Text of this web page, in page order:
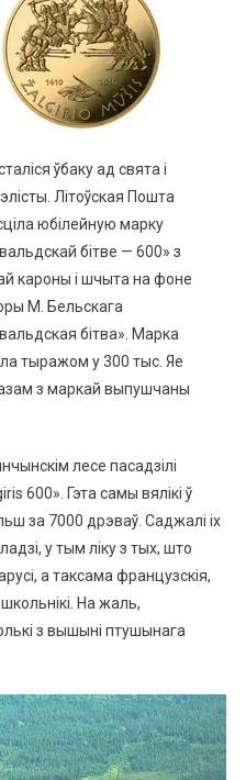
ўбаку ад свята і
Літоўская Пошта
юбілейную марку
бітве — 600» з
кароны і шчыта на фоне
М. Бельскага
бітва». Марка
тыражом у 300 тыс. Яе
з маркай выпушчаны
лесе пасадзілі
600». Гэта самы вялікі ў
за 7000 дрэваў. Саджалі іх
у тым ліку з тых, што
а таксама французскія,
школьнікі. На жаль,
з вышыні птушынага